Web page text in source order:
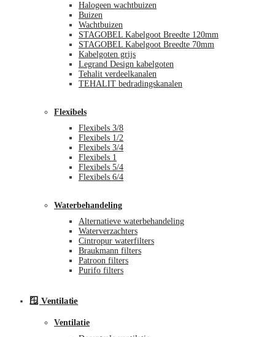
Halogeen wachtbuizen
Buizen
Wachtbuizen
STAGOBEL Kabelgoot Breedte 120mm
STAGOBEL Kabelgoot Breedte 70mm
Kabelgoten grijs
Legrand Design kabelgoten
Tehalit verdeelkanalen
TEHALIT bedradingskanalen
Flexibels
Flexibels 3/8
Flexibels 1/2
Flexibels 3/4
Flexibels 1
Flexibels 5/4
Flexibels 6/4
Waterbehandeling
Alternatieve waterbehandeling
Waterverzachters
Cintropur waterfilters
Braukmann filters
Patroon filters
Purifo filters
🪟 Ventilatie
Ventilatie